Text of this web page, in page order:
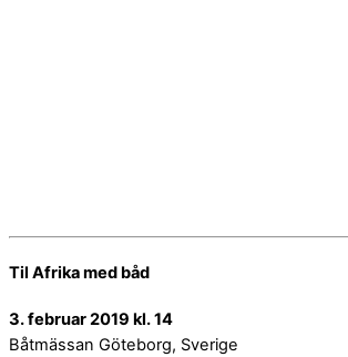
Til Afrika med båd
3. februar 2019 kl. 14
Båtmässan Göteborg, Sverige